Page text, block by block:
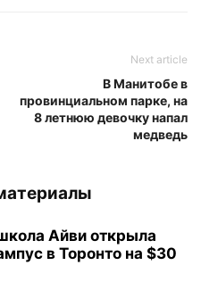
Next article
В Манитобе в
провинциальном парке, на
8 летнюю девочку напал
медведь
Айви открыла
в Торонто на $30